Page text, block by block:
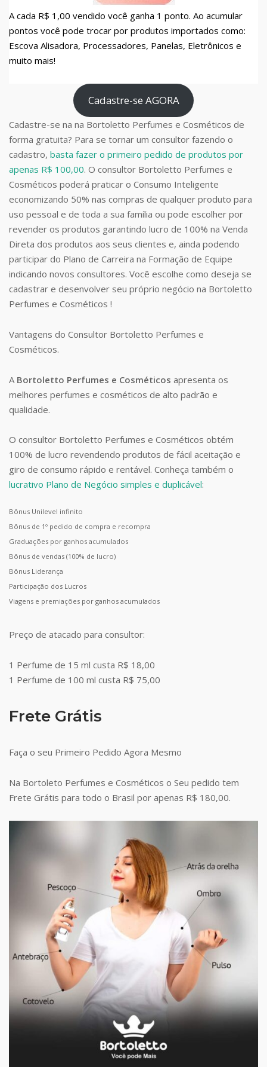
A cada R$ 1,00 vendido você ganha 1 ponto. Ao acumular
pontos você pode trocar por produtos importados como:
Escova Alisadora, Processadores, Panelas, Eletrônicos e
muito mais!
Cadastre-se AGORA
Cadastre-se na na Bortoletto Perfumes e Cosméticos de
forma gratuita? Para se tornar um consultor fazendo o
cadastro, basta fazer o primeiro pedido de produtos por
apenas R$ 100,00. O consultor Bortoletto Perfumes e
Cosméticos poderá praticar o Consumo Inteligente
economizando 50% nas compras de qualquer produto para
uso pessoal e de toda a sua família ou pode escolher por
revender os produtos garantindo lucro de 100% na Venda
Direta dos produtos aos seus clientes e, ainda podendo
participar do Plano de Carreira na Formação de Equipe
indicando novos consultores. Você escolhe como deseja se
cadastrar e desenvolver seu próprio negócio na Bortoletto
Perfumes e Cosméticos !
Vantagens do Consultor Bortoletto Perfumes e
Cosméticos.
A Bortoletto Perfumes e Cosméticos apresenta os
melhores perfumes e cosméticos de alto padrão e
qualidade.
O consultor Bortoletto Perfumes e Cosméticos obtém
100% de lucro revendendo produtos de fácil aceitação e
giro de consumo rápido e rentável. Conheça também o
lucrativo Plano de Negócio simples e duplicável:
Bônus Unilevel infinito
Bônus de 1º pedido de compra e recompra
Graduações por ganhos acumulados
Bônus de vendas (100% de lucro)
Bônus Liderança
Participação dos Lucros
Viagens e premiações por ganhos acumulados
Preço de atacado para consultor:
1 Perfume de 15 ml custa R$ 18,00
1 Perfume de 100 ml custa R$ 75,00
Frete Grátis
Faça o seu Primeiro Pedido Agora Mesmo
Na Bortoleto Perfumes e Cosméticos o Seu pedido tem
Frete Grátis para todo o Brasil por apenas R$ 180,00.